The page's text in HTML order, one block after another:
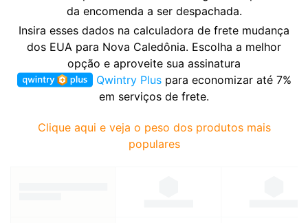
da encomenda a ser despachada.
Insira esses dados na calculadora de frete mudança
dos EUA para Nova Caledônia. Escolha a melhor
opção e aproveite sua assinatura
Qwintry Pluspara economizar até 7%
em serviços de frete.
Clique aqui e veja o peso dos produtos mais
populares